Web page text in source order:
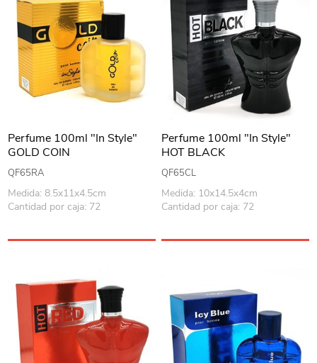
Perfume 100ml "In Style"
GOLD COIN
QF65RA
Medida: 8.5x11x4.5cm
Cantidad por caja: 72
Perfume 100ml "In Style"
HOT BLACK
QF65CL
Medida: 10x14.5x4cm
Cantidad por caja: 72